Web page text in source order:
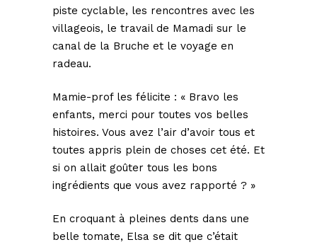
piste cyclable, les rencontres avec les
villageois, le travail de Mamadi sur le
canal de la Bruche et le voyage en
radeau.
Mamie-prof les félicite : « Bravo les
enfants, merci pour toutes vos belles
histoires. Vous avez l’air d’avoir tous et
toutes appris plein de choses cet été. Et
si on allait goûter tous les bons
ingrédients que vous avez rapporté ? »
En croquant à pleines dents dans une
belle tomate, Elsa se dit que c’était